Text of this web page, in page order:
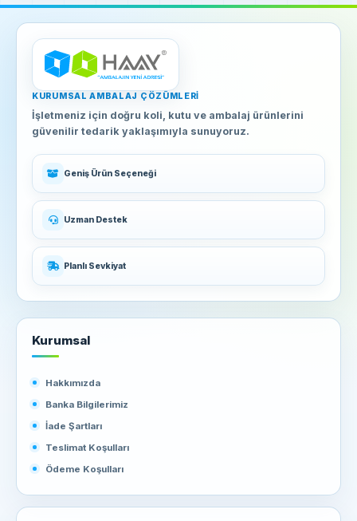
KURUMSAL AMBALAJ ÇÖZÜMLERI
İşletmeniz için doğru koli, kutu ve ambalaj ürünlerini
güvenilir tedarik yaklaşımıyla sunuyoruz.
Geniş Ürün Seçeneği
Uzman Destek
Planlı Sevkiyat
Kurumsal
Hakkımızda
Banka Bilgilerimiz
İade Şartları
Teslimat Koşulları
Ödeme Koşulları